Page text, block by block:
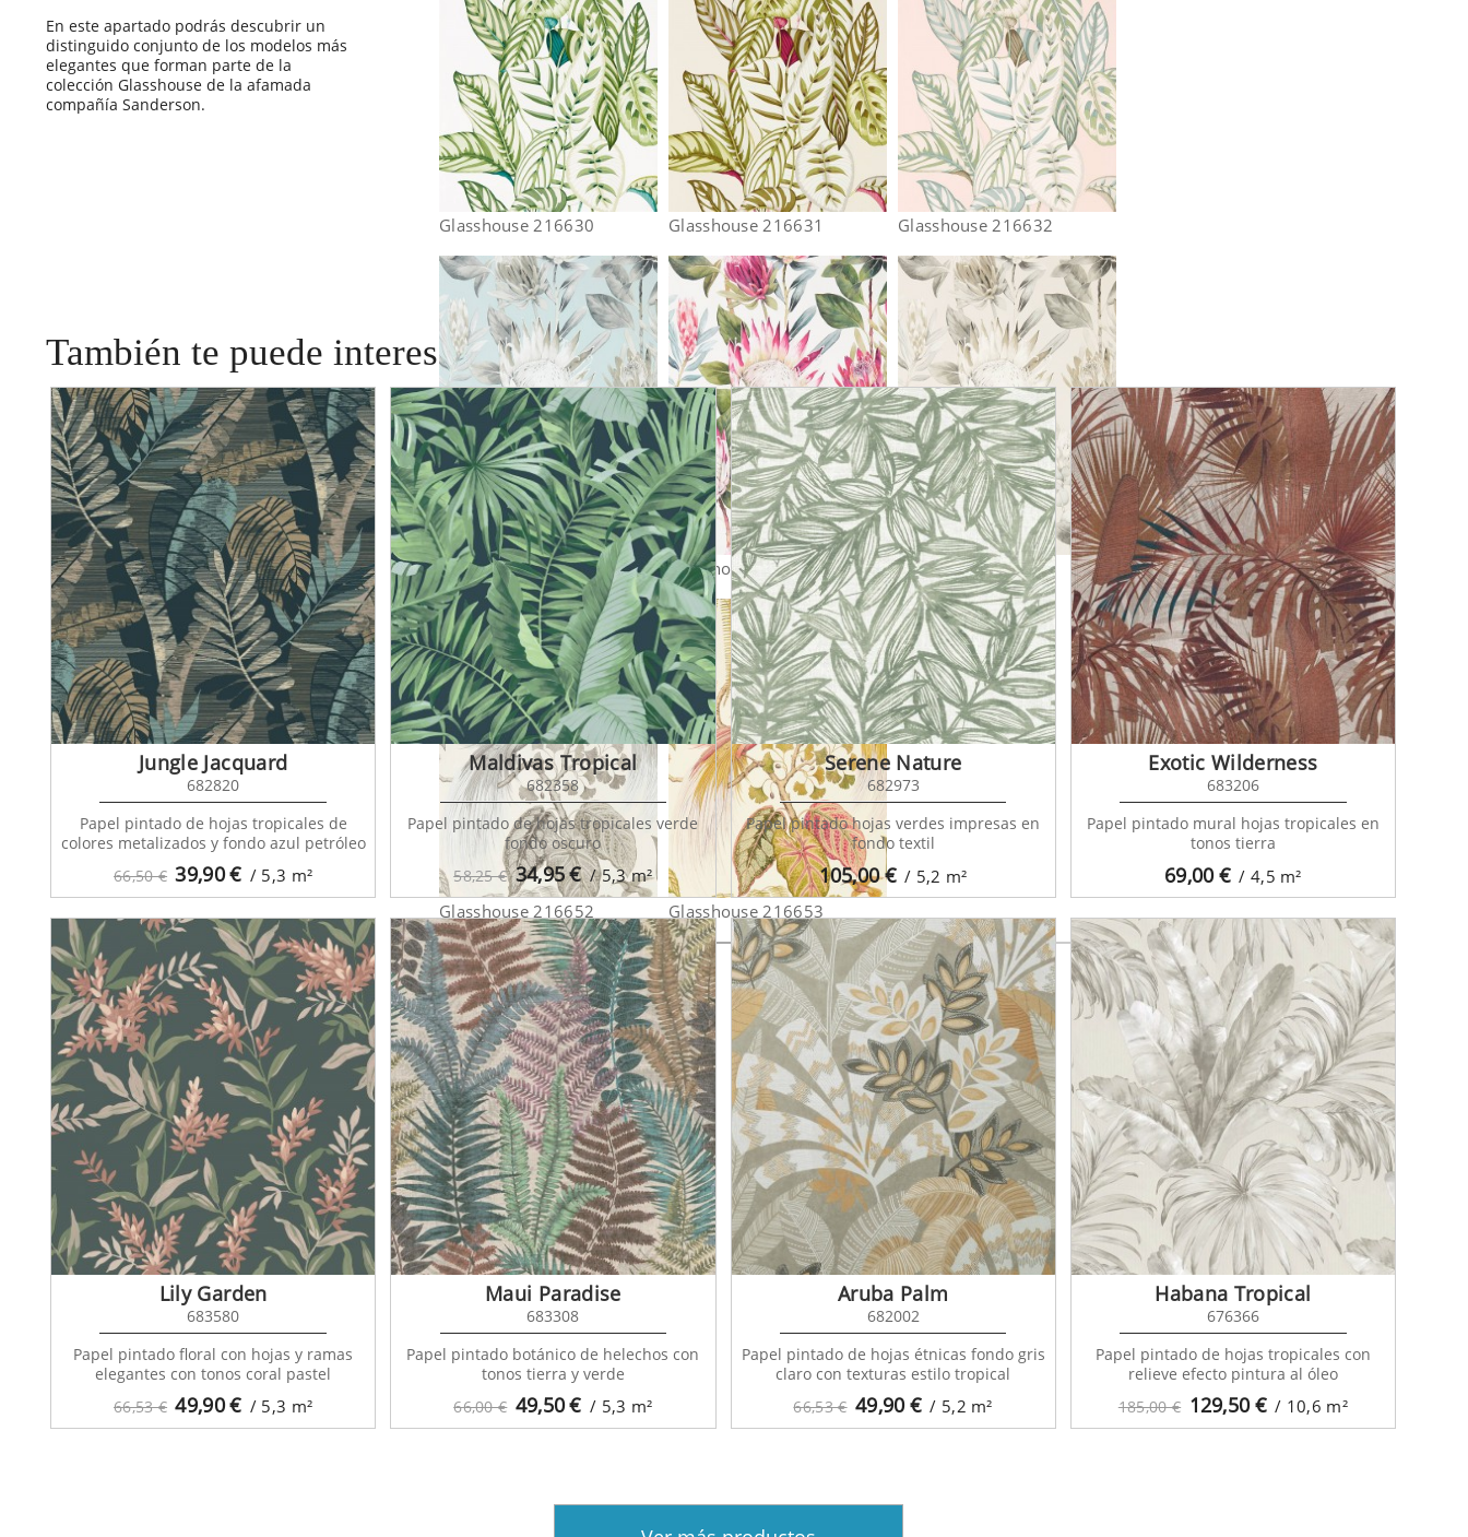
En este apartado podrás descubrir un
distinguido conjunto de los modelos más
elegantes que forman parte de la
colección Glasshouse de la afamada
compañía Sanderson.
Glasshouse 216630 Glasshouse 216631 Glasshouse 216632
Glasshouse 216645 Glasshouse 216646 Glasshouse 216647
Glasshouse 216652 Glasshouse 216653
También te puede interesar
66,50 € 39,90€ / 5,3 m²
Jungle Jacquard
682820
Papel pintado de hojas tropicales de
colores metalizados y fondo azul petróleo
58,25 € 34,95€ / 5,3m²
Maldivas Tropical
682358
Papel pintado de hojas tropicales verde
fondo oscuro
105,00€ / 5,2 m²
Serene Nature
682973
Papel pintado hojas verdes impresas en
fondo textil
69,00€ / 4,5 m²
Exotic Wilderness
683206
Papel pintado mural hojas tropicales en
tonos tierra
66,53 € 49,90€ / 5,3 m²
Lily Garden
683580
Papel pintado floral con hojas y ramas
elegantes con tonos coral pastel
66,00 € 49,50€ / 5,3 m²
Maui Paradise
683308
Papel pintado botánico de helechos con
tonos tierra y verde
66,53 € 49,90€ / 5,2 m²
Aruba Palm
682002
Papel pintado de hojas étnicas fondo gris
claro con texturas estilo tropical
185,00 € 129,50€ / 10,6 m²
Habana Tropical
676366
Papel pintado de hojas tropicales con
relieve efecto pintura al óleo